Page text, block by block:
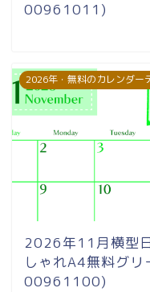
00961011)
2026年・無料のカレンダー
2026年11月横型
しゃれA4無料グ
00961100)